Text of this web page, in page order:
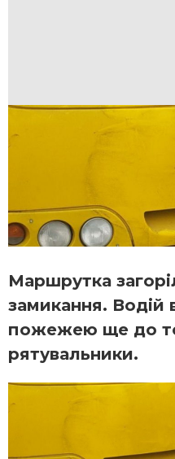
Маршрутка
замикання. Водій
пожежею ще до
рятувальники.